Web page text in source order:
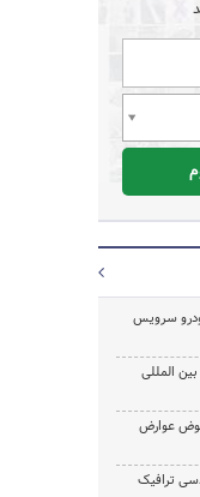
سرویس
المللی
عوارض
ترافیک